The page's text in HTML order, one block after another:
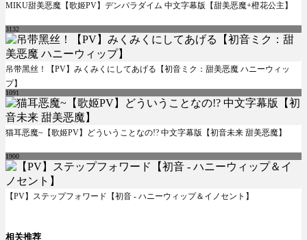
MIKU甜美恶魔【歌姬PV】デンパラダイム 中文字幕版【甜美恶魔+橙花公主】
3132
吊带黑丝！【PV】みくみくにしてあげる【初音ミク：甜美恶魔 ハニーウィッ
プ】
1091
猫耳恶魔~【歌姬PV】どういうことなの!? 中文字幕版【初音未来 甜美恶魔】
1900
【PV】ステップフォワード【初音 - ハニーウィップ＆イノセント】
相关推荐